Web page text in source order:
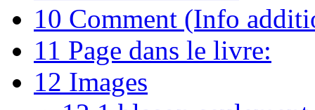
10 Comment (Info
11 Page dans le livre:
12 Images